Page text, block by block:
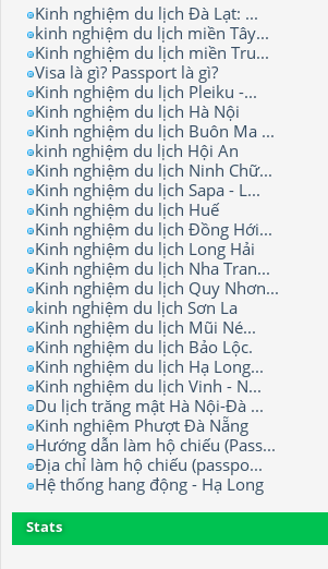
Kinh nghiệm du lịch Đà Lạt: ...
kinh nghiệm du lịch miền Tây...
Kinh nghiệm du lịch miền Tru...
Visa là gì? Passport là gì?
Kinh nghiệm du lịch Pleiku -...
Kinh nghiệm du lịch Hà Nội
Kinh nghiệm du lịch Buôn Ma ...
kinh nghiệm du lịch Hội An
Kinh nghiệm du lịch Ninh Chữ...
Kinh nghiệm du lịch Sapa - L...
Kinh nghiệm du lịch Huế
Kinh nghiệm du lịch Đồng Hới...
Kinh nghiệm du lịch Long Hải
Kinh nghiệm du lịch Nha Tran...
Kinh nghiệm du lịch Quy Nhơn...
kinh nghiệm du lịch Sơn La
Kinh nghiệm du lịch Mũi Né...
Kinh nghiệm du lịch Bảo Lộc.
Kinh nghiệm du lịch Hạ Long...
Kinh nghiệm du lịch Vinh - N...
Du lịch trăng mật Hà Nội-Đà ...
Kinh nghiệm Phượt Đà Nẵng
Hướng dẫn làm hộ chiếu (Pass...
Địa chỉ làm hộ chiếu (passpo...
Hệ thống hang động - Hạ Long
Stats